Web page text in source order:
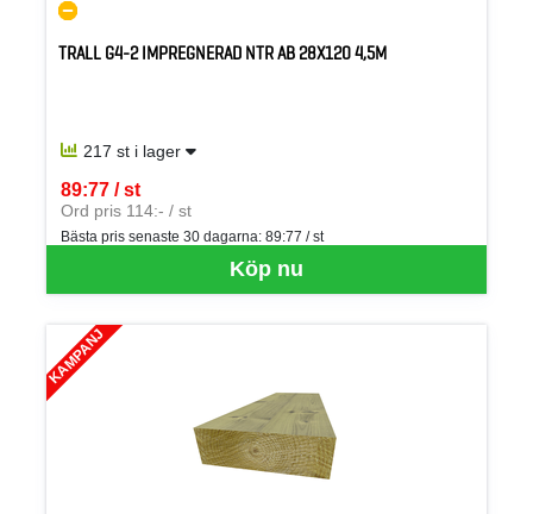
TRALL G4-2 IMPREGNERAD NTR AB 28X120 4,5M
217 st i lager
Köp nu
89:77 / st
SEK per ST
Ord pris 114:- / st
Bästa pris senaste 30 dagarna: 89:77 / st
KAMPANJ